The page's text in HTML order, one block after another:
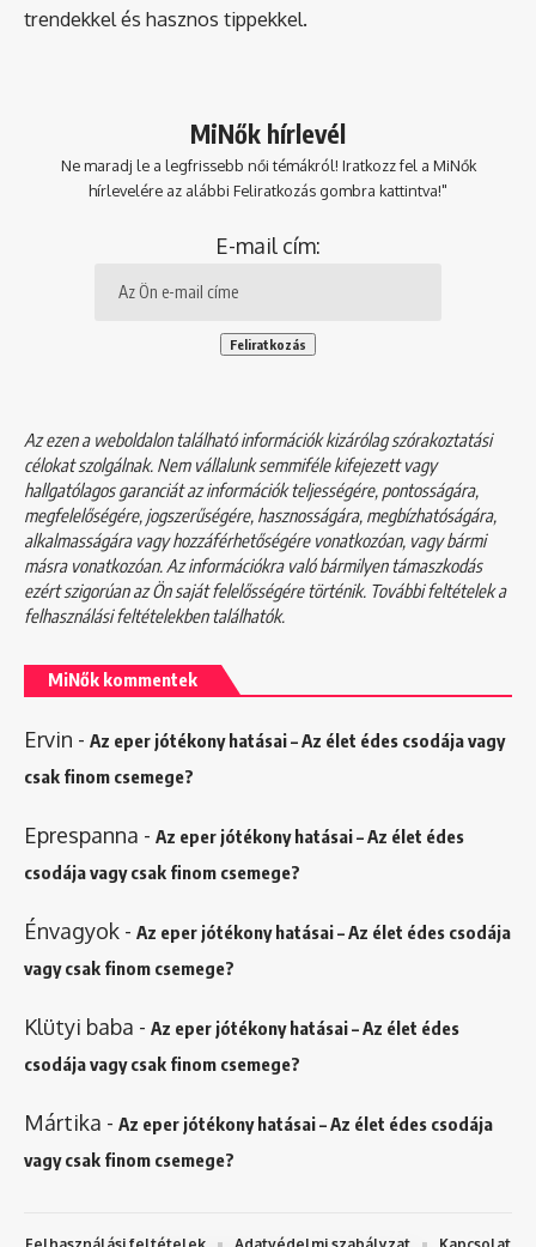
trendekkel és hasznos tippekkel.
MiNők hírlevél
Ne maradj le a legfrissebb női témákról! Iratkozz fel a MiNők
hírlevelére az alábbi Feliratkozás gombra kattintva!"
E-mail cím:
Az ezen a weboldalon található információk kizárólag szórakoztatási
célokat szolgálnak. Nem vállalunk semmiféle kifejezett vagy
hallgatólagos garanciát az információk teljességére, pontosságára,
megfelelőségére, jogszerűségére, hasznosságára, megbízhatóságára,
alkalmasságára vagy hozzáférhetőségére vonatkozóan, vagy bármi
másra vonatkozóan. Az információkra való bármilyen támaszkodás
ezért szigorúan az Ön saját felelősségére történik. További feltételek a
felhasználási feltételekbentalálhatók.
MiNők kommentek
Ervin - Az eper jótékony hatásai – Az élet édes csodája vagy
csak finom csemege?
Eprespanna - Az eper jótékony hatásai – Az élet édes
csodája vagy csak finom csemege?
Énvagyok - Az eper jótékony hatásai – Az élet édes csodája
vagy csak finom csemege?
Klütyi baba - Az eper jótékony hatásai – Az élet édes
csodája vagy csak finom csemege?
Mártika - Az eper jótékony hatásai – Az élet édes csodája
vagy csak finom csemege?